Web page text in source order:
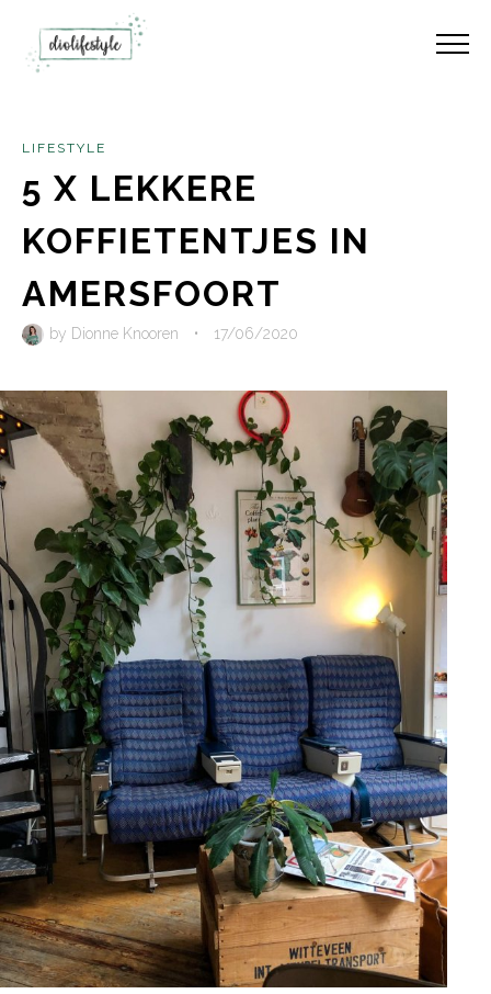
LIFESTYLE
5 X LEKKERE
KOFFIETENTJES IN
AMERSFOORT
by Dionne Knooren • 17/06/2020